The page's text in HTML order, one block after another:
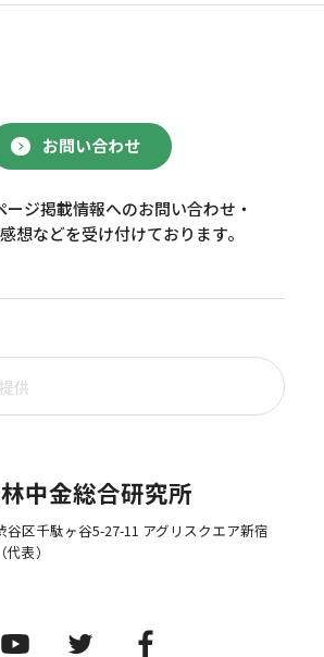
お問い合わせ
ージ掲載情報へのお問い合わせ・
想などを受け付けております。
中金総合研究所
谷区千駄ヶ谷5-27-11 アグリスクエア新宿
代表）